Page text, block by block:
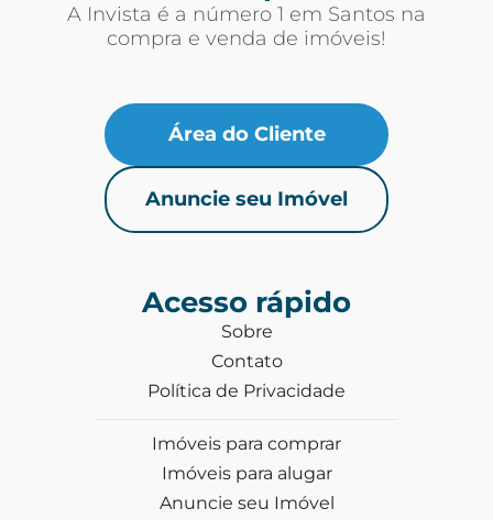
A Invista é a número 1 em Santos na
compra e venda de imóveis!
Área do Cliente
Anuncie seu Imóvel
Acesso rápido
Sobre
Contato
Política de Privacidade
Imóveis para comprar
Imóveis para alugar
Anuncie seu Imóvel